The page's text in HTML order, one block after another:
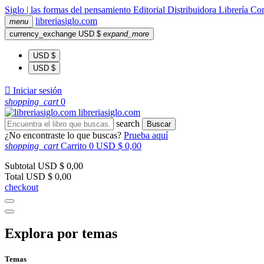
Siglo | las formas del pensamiento Editorial Distribuidora Librería
menu libreriasiglo.com
currency_exchange USD $ expand_more
USD $
USD $
 Iniciar sesión
shopping_cart 0
libreriasiglo.com
search
Buscar
¿No encontraste lo que buscas? Prueba aquí
shopping_cart Carrito 0 USD $ 0,00
Subtotal USD $ 0,00
Total USD $ 0,00
checkout
Explora por temas
Temas